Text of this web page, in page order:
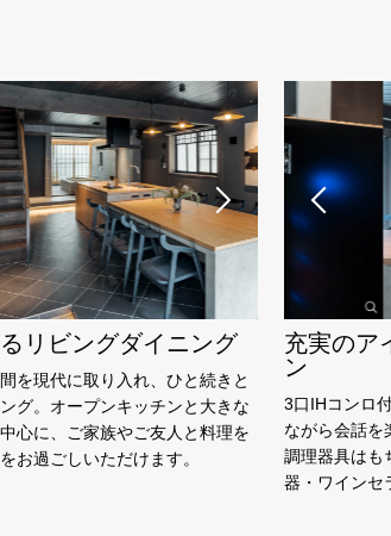
リビングダイニング
を現代に取り入れ、ひと続きと
グ。オープンキッチンと大きな
心に、ご家族やご友人と料理を
お過ごしいただけます。
充実のア
ン
3口IHコンロ
ながら会話を
調理器具はも
器・ワインセ